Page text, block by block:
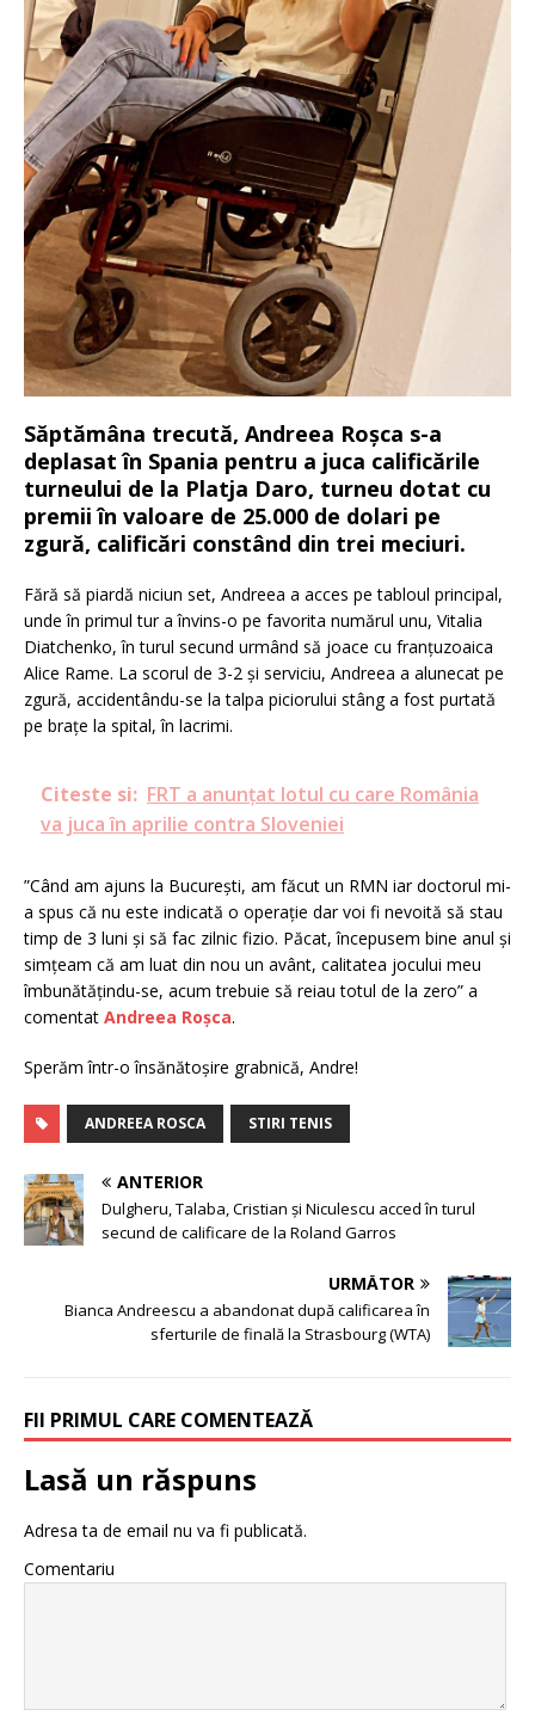
Săptămâna trecută, Andreea Roșca s-a
deplasat în Spania pentru a juca calificările
turneului de la Platja Daro, turneu dotat cu
premii în valoare de 25.000 de dolari pe
zgură, calificări constând din trei meciuri.
Fără să piardă niciun set, Andreea a acces pe tabloul principal,
unde în primul tur a învins-o pe favorita numărul unu, Vitalia
Diatchenko, în turul secund urmând să joace cu franțuzoaica
Alice Rame. La scorul de 3-2 și serviciu, Andreea a alunecat pe
zgură, accidentându-se la talpa piciorului stâng a fost purtată
pe brațe la spital, în lacrimi.
Citeste si: FRT a anunțat lotul cu care România
va juca în aprilie contra Sloveniei
”Când am ajuns la București, am făcut un RMN iar doctorul mi-
a spus că nu este indicată o operație dar voi fi nevoită să stau
timp de 3 luni și să fac zilnic fizio. Păcat, începusem bine anul și
simțeam că am luat din nou un avânt, calitatea jocului meu
îmbunătățindu-se, acum trebuie să reiau totul de la zero” a
comentat Andreea Roșca.
Sperăm într-o însănătoșire grabnică, Andre!
ANDREEA ROSCA STIRI TENIS
ANTERIOR
Dulgheru, Talaba, Cristian și Niculescu acced în turul
secund de calificare de la Roland Garros
URMĂTOR
Bianca Andreescu a abandonat după calificarea în
sferturile de finală la Strasbourg (WTA)
FII PRIMUL CARE COMENTEAZĂ
Lasă un răspuns
Adresa ta de email nu va fi publicată.
Comentariu